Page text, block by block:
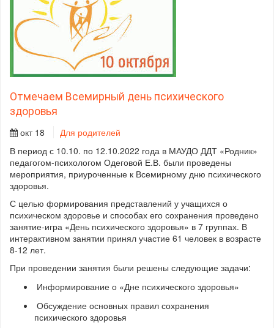
Отмечаем Всемирный день психического
здоровья
окт 18
Для родителей
В период с 10.10. по 12.10.2022 года в МАУДО ДДТ «Родник»
педагогом-психологом Одеговой Е.В. были проведены
мероприятия, приуроченные к Всемирному дню психического
здоровья.
С целью формирования представлений у учащихся о
психическом здоровье и способах его сохранения проведено
занятие-игра «День психического здоровья» в 7 группах. В
интерактивном занятии принял участие 61 человек в возрасте
8-12 лет.
При проведении занятия были решены следующие задачи:
Информирование о «Дне психического здоровья»
Обсуждение основных правил сохранения
психического здоровья